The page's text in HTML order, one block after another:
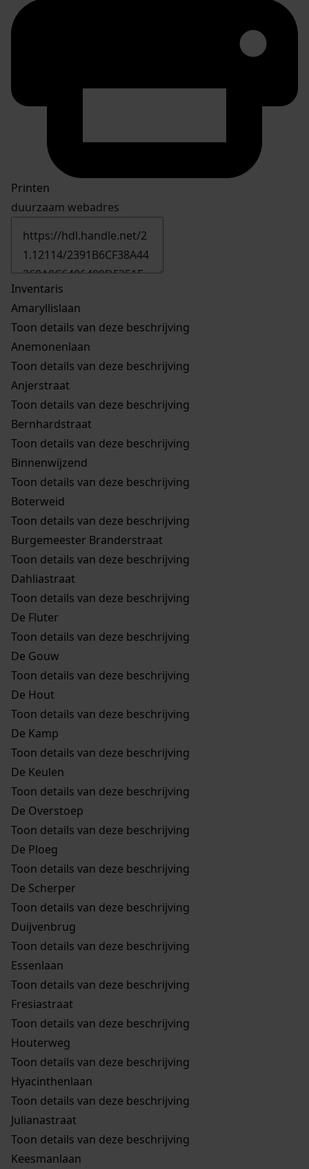
Printen
duurzaam webadres
Inventaris
Amaryllislaan
Toon details van deze beschrijving
Anemonenlaan
Toon details van deze beschrijving
Anjerstraat
Toon details van deze beschrijving
Bernhardstraat
Toon details van deze beschrijving
Binnenwijzend
Toon details van deze beschrijving
Boterweid
Toon details van deze beschrijving
Burgemeester Branderstraat
Toon details van deze beschrijving
Dahliastraat
Toon details van deze beschrijving
De Fluter
Toon details van deze beschrijving
De Gouw
Toon details van deze beschrijving
De Hout
Toon details van deze beschrijving
De Kamp
Toon details van deze beschrijving
De Keulen
Toon details van deze beschrijving
De Overstoep
Toon details van deze beschrijving
De Ploeg
Toon details van deze beschrijving
De Scherper
Toon details van deze beschrijving
Duijvenbrug
Toon details van deze beschrijving
Essenlaan
Toon details van deze beschrijving
Fresiastraat
Toon details van deze beschrijving
Houterweg
Toon details van deze beschrijving
Hyacinthenlaan
Toon details van deze beschrijving
Julianastraat
Toon details van deze beschrijving
Keesmanlaan